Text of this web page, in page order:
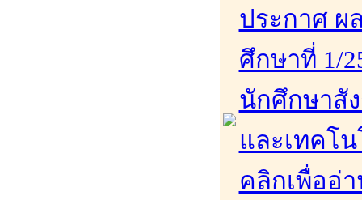
ประกาศ ผ
ศึกษาที่ 1/
นักศึกษาสั
และเทคโ
คลิกเพื่ออ่า